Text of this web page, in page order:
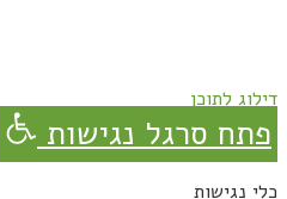
דילוג לתוכן
פתח סרגל נגישות
כלי נגישות